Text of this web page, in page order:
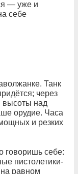
— уже и
себе
Танк
через
высоты над
орудие. Часа
и резких
говоришь себе:
пистолетики-
равном